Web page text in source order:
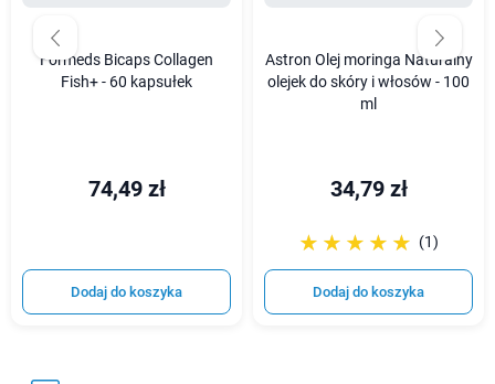
Formeds Bicaps Collagen
Fish+ - 60 kapsułek
74,49 zł
Dodaj do koszyka
Astron Olej moringa Naturalny
olejek do skóry i włosów - 100
ml
34,79 zł
☆☆☆☆☆
★★★★★ (1)
Dodaj do koszyka